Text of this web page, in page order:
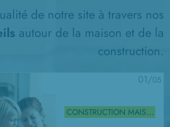
de notre site à travers nos
autour de la maison et de la
construction.
01/05
CONSTRUCTION MAISON